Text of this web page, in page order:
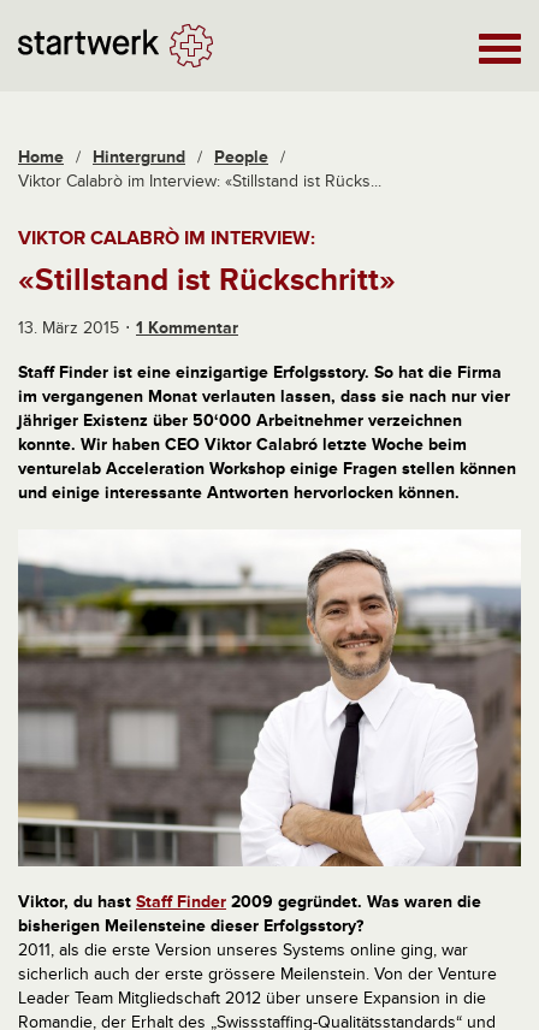
Home / Hintergrund / People /
Viktor Calabrò im Interview: «Stillstand ist Rücks...
VIKTOR CALABRÒ IM INTERVIEW:
«Stillstand ist Rückschritt»
13. März 2015 1 Kommentar
Staff Finder ist eine einzigartige Erfolgsstory. So hat die Firma
im vergangenen Monat verlauten lassen, dass sie nach nur vier
jähriger Existenz über 50‘000 Arbeitnehmer verzeichnen
konnte. Wir haben CEO Viktor Calabró letzte Woche beim
venturelab Acceleration Workshop einige Fragen stellen können
und einige interessante Antworten hervorlocken können.
Viktor, du hast Staff Finder 2009 gegründet. Was waren die
bisherigen Meilensteine dieser Erfolgsstory?
2011, als die erste Version unseres Systems online ging, war
sicherlich auch der erste grössere Meilenstein. Von der Venture
Leader Team Mitgliedschaft 2012 über unsere Expansion in die
Romandie, der Erhalt des „Swissstaffing-Qualitätsstandards“ und